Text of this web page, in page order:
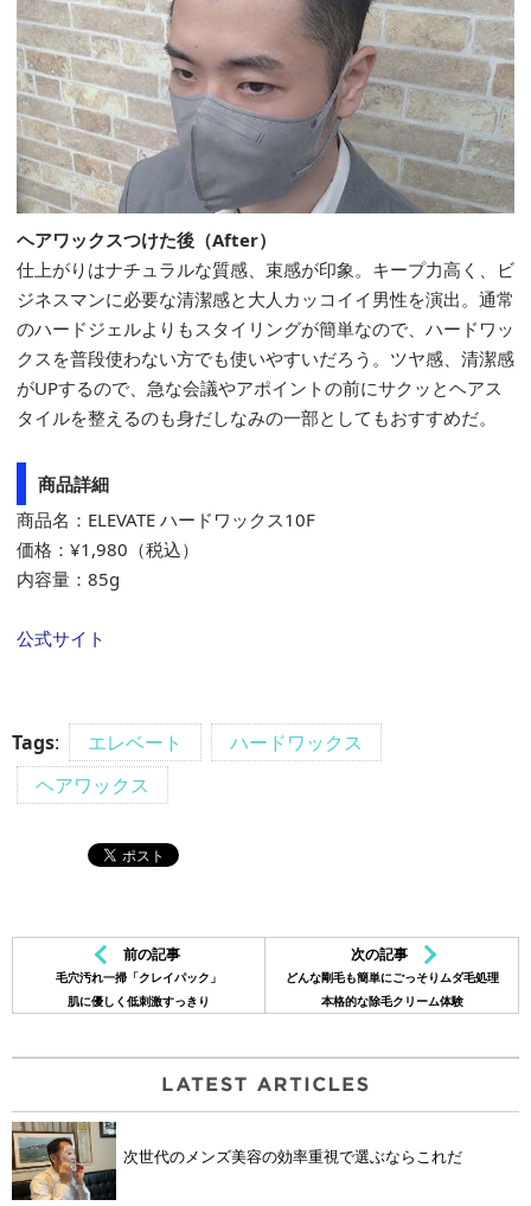
ヘアワックスつけた後（After）
仕上がりはナチュラルな質感、束感が印象。キープ力高く、ビ
ジネスマンに必要な清潔感と大人カッコイイ男性を演出。通常
のハードジェルよりもスタイリングが簡単なので、ハードワッ
クスを普段使わない方でも使いやすいだろう。ツヤ感、清潔感
がUPするので、急な会議やアポイントの前にサクッとヘアス
タイルを整えるのも身だしなみの一部としてもおすすめだ。
商品詳細
商品名：ELEVATE ハードワックス10F
価格：¥1,980（税込）
内容量：85g
公式サイト
Tags: エレベート
ハードワックス
ヘアワックス
前の記事
毛穴汚れ一掃「クレイパック」
肌に優しく低刺激すっきり
次の記事
どんな剛毛も簡単にごっそりムダ毛処理
本格的な除毛クリーム体験
次世代のメンズ美容の効率重視で選ぶならこれだ